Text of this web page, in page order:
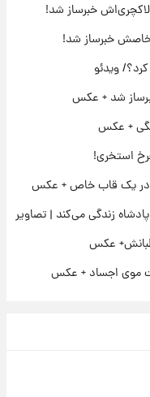
به شیوه خاتمی/ویدیو
شهید روی آنتن زنده
خبرساز شد!
خاصش خبرساز شد!
ویدئو
شد + عکس
استخری!
در یک قاب خاص + عکس
زندگی می‌کند | تصاویر
عکس
موی اجساد + عکس